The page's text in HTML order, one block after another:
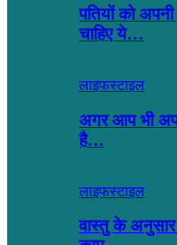
पतियों को
चाहिए ये…
लाइफस्टाइल
अगर आप भी
है…
लाइफस्टाइल
वास्तु के